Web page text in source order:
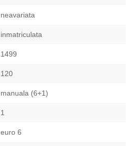
neavariata
inmatriculata
1499
120
manuala (6+1)
1
euro 6